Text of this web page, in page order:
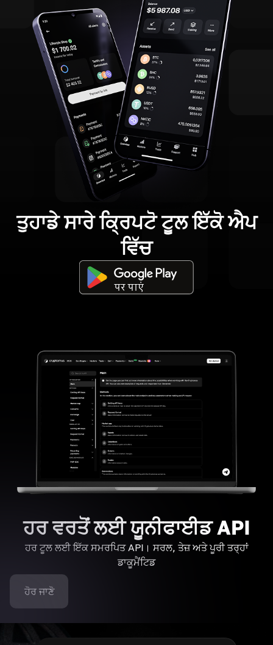
ਤੁਹਾਡੇ ਸਾਰੇ ਕ੍ਰਿਪਟੋ ਟੂਲ ਇੱਕੋ ਐਪ
ਵਿੱਚ
ਹਰ ਵਰਤੋਂ ਲਈ ਯੂਨੀਫਾਈਡ API
ਹਰ ਟੂਲ ਲਈ ਇੱਕ ਸਮਰਪਿਤ API। ਸਰਲ, ਤੇਜ਼ ਅਤੇ ਪੂਰੀ ਤਰ੍ਹਾਂ
ਡਾਕੂਮੈਂਟਿਡ
ਹੋਰ ਜਾਣੋ